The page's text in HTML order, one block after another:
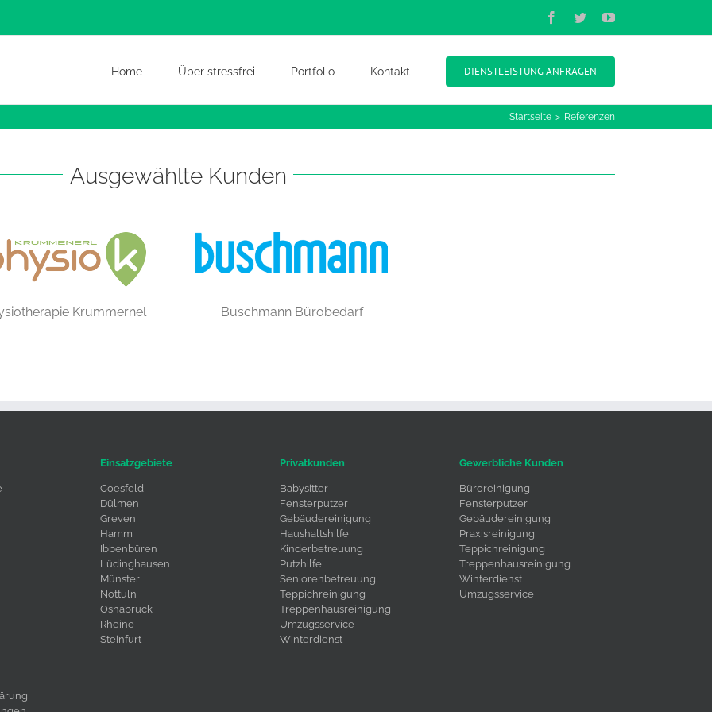
Facebook
TwitterYouTube
Home Über stressfrei Portfolio Kontakt DIENSTLEISTUNG ANFRAGEN
Startseite Referenzen
Ausgewählte Kunden
Krummernel Buschmann Bürobedarf
Einsatzgebiete
Coesfeld
Dülmen
Greven
Hamm
Ibbenbüren
Lüdinghausen
Münster
Nottuln
Osnabrück
Rheine
Steinfurt
Privatkunden
Babysitter
Fensterputzer
Gebäudereinigung
Haushaltshilfe
Kinderbetreuung
Putzhilfe
Seniorenbetreuung
Teppichreinigung
Treppenhausreinigung
Umzugsservice
Winterdienst
Gewerbliche Kunden
Büroreinigung
Fensterputzer
Gebäudereinigung
Praxisreinigung
Teppichreinigung
Treppenhausreinigung
Winterdienst
Umzugsservice